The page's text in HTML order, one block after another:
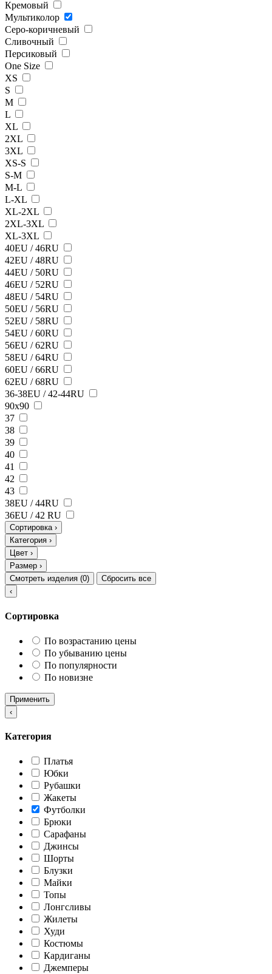
Кремовый
Мультиколор
Серо-коричневый
Сливочный
Персиковый
One Size
XS
S
M
L
XL
2XL
3XL
XS-S
S-M
M-L
L-XL
XL-2XL
2XL-3XL
XL-3XL
40EU / 46RU
42EU / 48RU
44EU / 50RU
46EU / 52RU
48EU / 54RU
50EU / 56RU
52EU / 58RU
54EU / 60RU
56EU / 62RU
58EU / 64RU
60EU / 66RU
62EU / 68RU
36-38EU / 42-44RU
90х90
37
38
39
40
41
42
43
38ЕU / 44RU
36EU / 42 RU
Сортировка ›
Категория ›
Цвет ›
Размер ›
Смотреть изделия (0)
Сбросить все
‹
Сортировка
По возрастанию цены
По убыванию цены
По популярности
По новизне
Применить
‹
Категория
Платья
Юбки
Рубашки
Жакеты
Футболки
Брюки
Сарафаны
Джинсы
Шорты
Блузки
Майки
Топы
Лонгсливы
Жилеты
Худи
Костюмы
Кардиганы
Джемперы